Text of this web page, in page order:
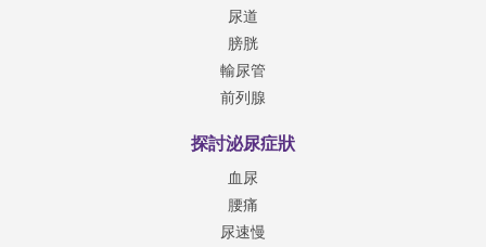
尿道
膀胱
輸尿管
前列腺
探討泌尿症狀
血尿
腰痛
尿速慢